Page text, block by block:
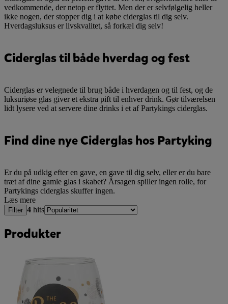
vedkommende, der netop er flyttet. Men der er selvfølgelig heller
ikke nogen, der stopper dig i at købe ciderglas til dig selv.
Hverdagsluksus er livskvalitet, så forkæl dig selv!
Ciderglas til både hverdag og fest
Ciderglas er velegnede til brug både i hverdagen og til fest, og de
luksuriøse glas giver et ekstra pift til enhver drink. Gør tilværelsen
lidt lysere ved at servere dine drinks i et af Partykings ciderglas.
Find dine nye Ciderglas hos Partyking
Er du på udkig efter en gave, en gave til dig selv, eller er du bare
træt af dine gamle glas i skabet? Årsagen spiller ingen rolle, for
Partykings ciderglas skuffer ingen.
Læs mere
Filter 4 hits
Produkter